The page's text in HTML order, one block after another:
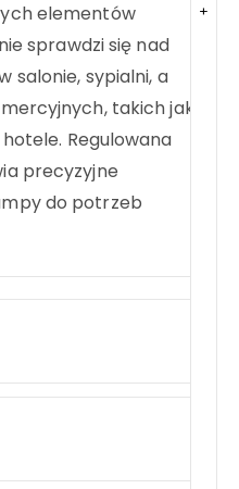
+
elementów
sprawdzi się nad
salonie, sypialni, a
takich jak
Regulowana
precyzyjne
do potrzeb